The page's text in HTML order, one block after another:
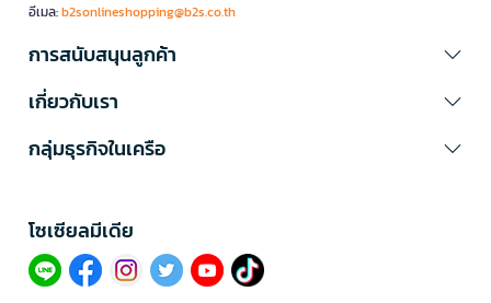
อีเมล:b2sonlineshopping@b2s.co.th
การสนับสนุนลูกค้า
เกี่ยวกับเรา
กลุ่มธุรกิจในเครือ
โซเซียลมีเดีย​